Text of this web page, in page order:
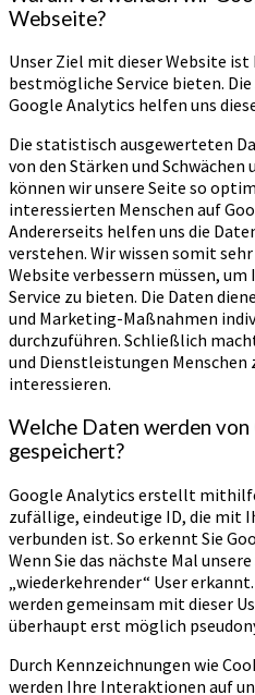
Webseite?
Unser Ziel mit dieser Website
bestmögliche Service bieten.
Google Analytics helfen uns
Die statistisch ausgewerteten
von den Stärken und
können wir unsere Seite so
interessierten Menschen auf
Andererseits helfen uns die
verstehen. Wir wissen somit
Website verbessern müssen,
Service zu bieten. Die Daten
und Marketing-Maßnahmen
durchzuführen. Schließlich
und Dienstleistungen Menschen
interessieren.
Welche Daten werden
gespeichert?
Google Analytics erstellt
zufällige, eindeutige ID, die mit
verbunden ist. So erkennt Sie
Wenn Sie das nächste Mal
„wiederkehrender“ User
werden gemeinsam mit dieser
überhaupt erst möglich
Durch Kennzeichnungen wie
werden Ihre Interaktionen auf